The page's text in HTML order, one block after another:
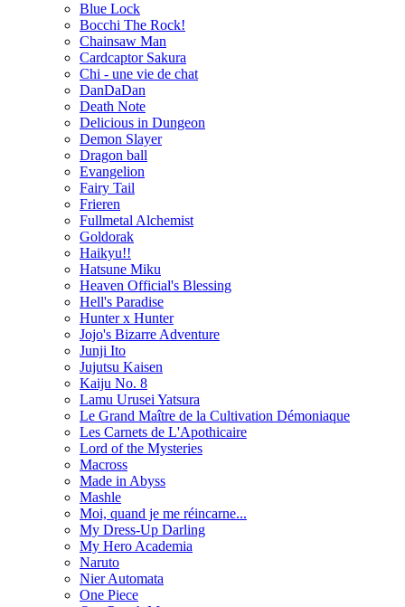
Blue Lock
Bocchi The Rock!
Chainsaw Man
Cardcaptor Sakura
Chi - une vie de chat
DanDaDan
Death Note
Delicious in Dungeon
Demon Slayer
Dragon ball
Evangelion
Fairy Tail
Frieren
Fullmetal Alchemist
Goldorak
Haikyu!!
Hatsune Miku
Heaven Official's Blessing
Hell's Paradise
Hunter x Hunter
Jojo's Bizarre Adventure
Junji Ito
Jujutsu Kaisen
Kaiju No. 8
Lamu Urusei Yatsura
Le Grand Maître de la Cultivation Démoniaque
Les Carnets de L'Apothicaire
Lord of the Mysteries
Macross
Made in Abyss
Mashle
Moi, quand je me réincarne...
My Dress-Up Darling
My Hero Academia
Naruto
Nier Automata
One Piece